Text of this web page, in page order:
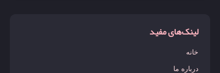
لینک‌های مفید
خانه
درباره ما